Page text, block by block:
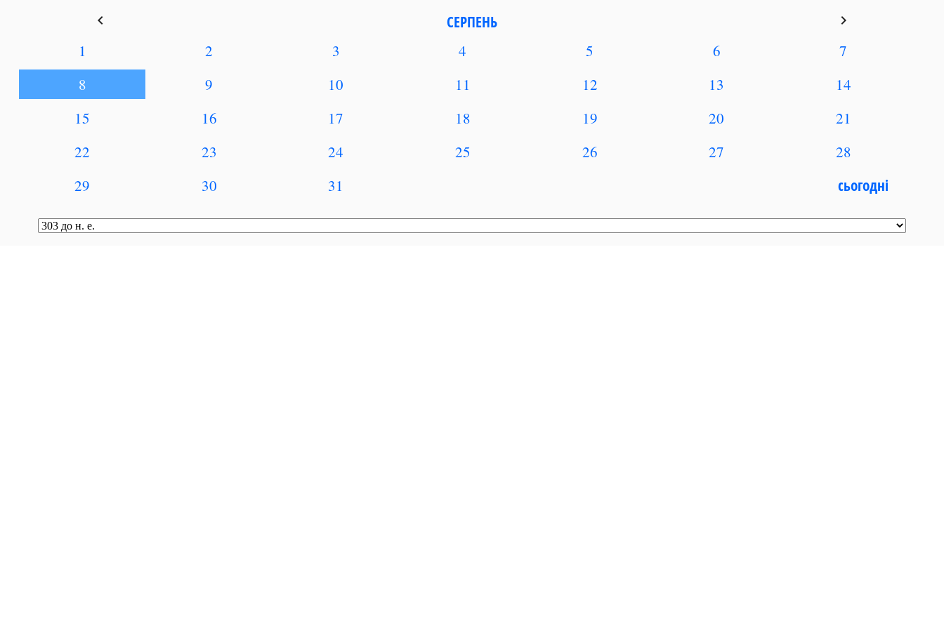
keyboard_arrow_left СЕРПЕНЬ keyboard_arrow_right
1 2 3 4 5 6
7
8
9 10 11 12 13
14
15
16 17 18 19 20
21
22
23 24 25 26 27
28
29
30 31 сьогодні